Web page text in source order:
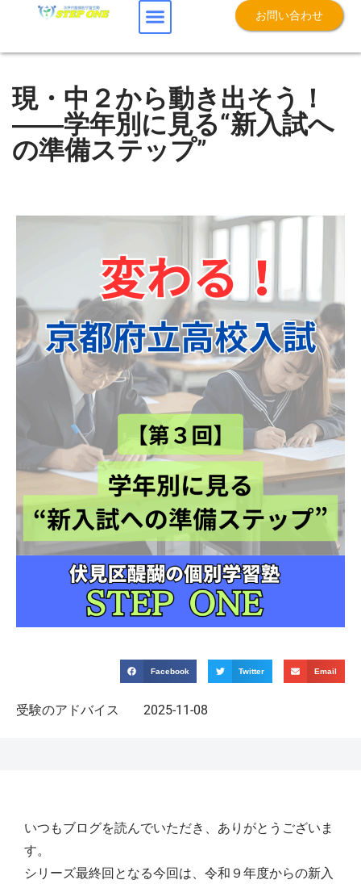
お問い合わせ
現・中２から動き出そう！
――学年別に見る“新入試へ
の準備ステップ”
Facebook Twitter Email
受験のアドバイス 2025-11-08
いつもブログを読んでいただき、ありがとうございま
す。
シリーズ最終回となる今回は、令和９年度からの新入